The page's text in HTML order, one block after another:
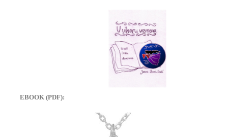
EBOOK (PDF):